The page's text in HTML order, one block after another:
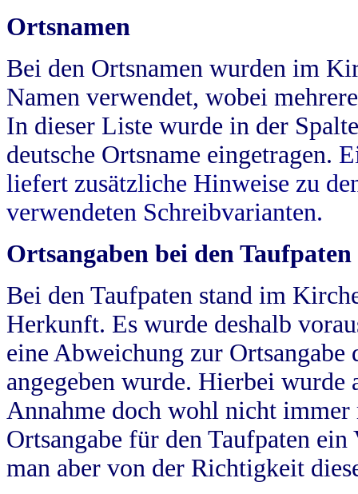
Ortsnamen
Bei den Ortsnamen wurden im
Namen verwendet, wobei
In dieser Liste wurde in der
deutsche Ortsname eingetragen.
liefert zusätzliche Hinweise zu
verwendeten Schreibvarianten.
Ortsangaben bei den Taufpaten
Bei den Taufpaten stand im
Herkunft. Es wurde deshalb
eine Abweichung zur
angegeben wurde. Hierbei wurde
Annahme doch wohl nicht
Ortsangabe für den Taufpaten
man aber von der Richtigkeit